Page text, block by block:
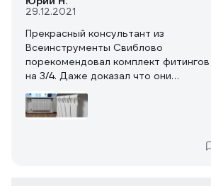
29.12.2021
Прекрасный консультант из
Всеинструменты Свиблово
порекомендовал комплект фитингов
на 3/4. Даже доказал что они
подойдут к этому радиатору, со
штангелем бегал мерил показывал. А
оказалось что из-за монолитной